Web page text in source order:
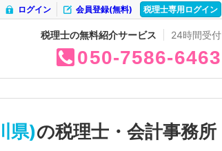
税理士専用ログイン
会員登録(無料)
ログイン
税理士の無料紹介サービス 24時間受付
050 7586 6463
県)の税理士・会計事務所